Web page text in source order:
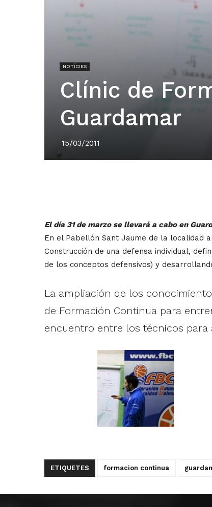
NOTÍCIES
Clínic de
Guardamar
15/03/2011
El día 31 de marzo se llevará a cabo en
En el Pabellón Sant Jaume de la localidad
Construcción de una defensa individual,
de los conceptos defensivos) y
La ampliación de los
de Formación Continua para
encuentro entre los técnicos
ETIQUETES formacion continua